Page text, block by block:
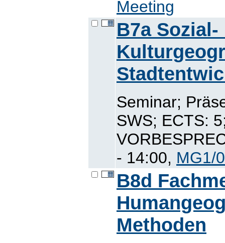
Meeting
B7a Sozial-
Seminar;
SWS; ECTS:
- 14:00, MG1/
B8d
Methoden